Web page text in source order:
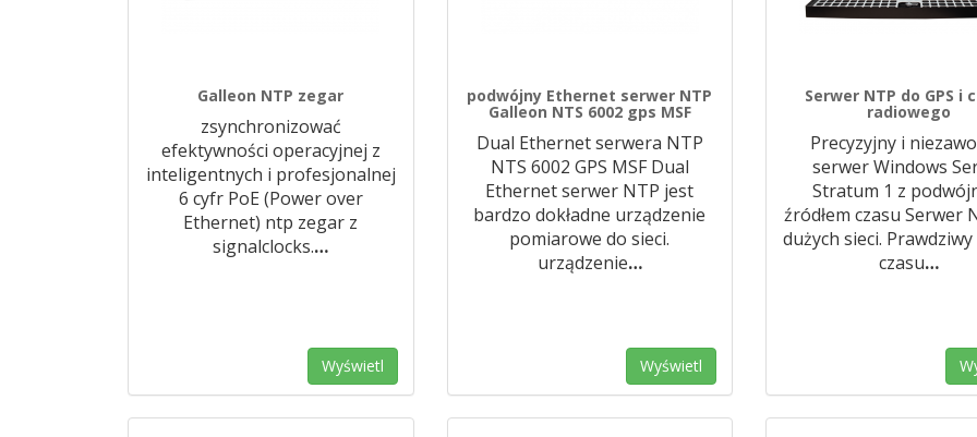
Galleon NTP zegar
zsynchronizować
efektywności operacyjnej z
inteligentnych i profesjonalnej
6 cyfr PoE (Power over
Ethernet) ntp zegar z
signalclocks.…
Wyświetl
podwójny Ethernet serwer NTP
Galleon NTS 6002 gps MSF
Dual Ethernet serwera NTP
NTS 6002 GPS MSF Dual
Ethernet serwer NTP jest
bardzo dokładne urządzenie
pomiarowe do sieci.
urządzenie…
Wyświetl
Serwer NTP do GPS i
radiowego
Precyzyjny i
serwer Windows
Stratum 1 z
źródłem czasu Serwer
dużych sieci.
czasu…